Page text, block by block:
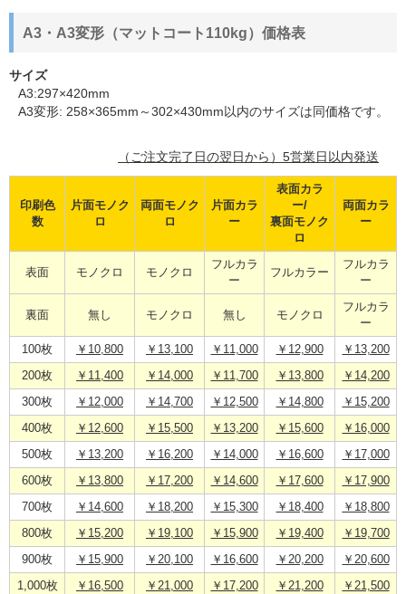
A3・A3変形（マットコート110kg）価格表
サイズ
A3:297×420mm
A3変形: 258×365mm～302×430mm以内のサイズは同価格です。
（ご注文完了日の翌日から）5営業日以内発送
印刷色
数
片面モノク
ロ
両面モノク
ロ
片面カラ
ー
表面カラ
ー/
裏面モノク
ロ
両面カラ
ー
表面 モノクロ モノクロ
フルカラ
ー
フルカラー
フルカラ
ー
裏面 無し モノクロ 無し モノクロ
フルカラ
ー
100枚 ￥10,800 ￥13,100 ￥11,000 ￥12,900 ￥13,200
200枚 ￥11,400 ￥14,000 ￥11,700 ￥13,800 ￥14,200
300枚 ￥12,000 ￥14,700 ￥12,500 ￥14,800 ￥15,200
400枚 ￥12,600 ￥15,500 ￥13,200 ￥15,600 ￥16,000
500枚 ￥13,200 ￥16,200 ￥14,000 ￥16,600 ￥17,000
600枚 ￥13,800 ￥17,200 ￥14,600 ￥17,600 ￥17,900
700枚 ￥14,600 ￥18,200 ￥15,300 ￥18,400 ￥18,800
800枚 ￥15,200 ￥19,100 ￥15,900 ￥19,400 ￥19,700
900枚 ￥15,900 ￥20,100 ￥16,600 ￥20,200 ￥20,600
1,000枚 ￥16,500 ￥21,000 ￥17,200 ￥21,200 ￥21,500